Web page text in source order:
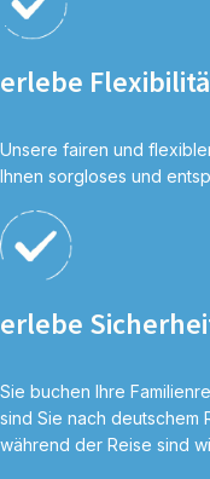
erlebe
Unsere fairen und
Ihnen sorgloses und
erlebe
Sie buchen Ihre
sind Sie nach deutschem
während der Reise sind